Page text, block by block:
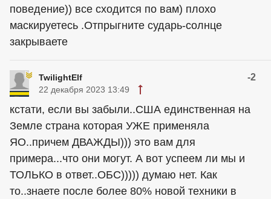
поведение)) все сходится по вам) плохо
маскируетесь .Отпрыгните сударь-солнце
закрываете
TwilightElf -2
22 декабря 2023 13:49
кстати, если вы забыли..США единственная на
Земле страна которая УЖЕ применяла
ЯО..причем ДВАЖДЫ))) это вам для
примера...что они могут. А вот успеем ли мы и
ТОЛЬКО в ответ..ОБС))))) думаю нет. Как
то..знаете после более 80% новой техники в